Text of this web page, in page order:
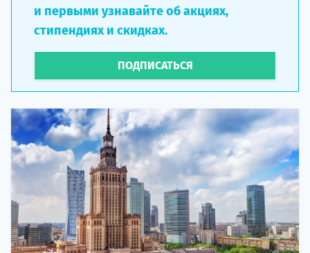
и первыми узнавайте об акциях,
стипендиях и скидках.
ПОДПИСАТЬСЯ